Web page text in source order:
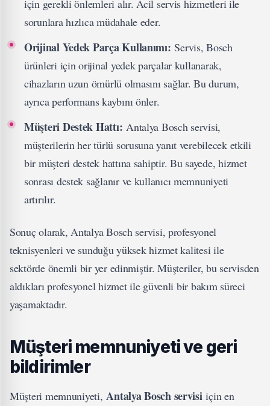
için gerekli önlemleri alır. Acil servis hizmetleri ile
sorunlara hızlıca müdahale eder.
Orijinal Yedek Parça Kullanımı: Servis, Bosch
ürünleri için orijinal yedek parçalar kullanarak,
cihazların uzun ömürlü olmasını sağlar. Bu durum,
ayrıca performans kaybını önler.
Müşteri Destek Hattı: Antalya Bosch servisi,
müşterilerin her türlü sorusuna yanıt verebilecek etkili
bir müşteri destek hattına sahiptir. Bu sayede, hizmet
sonrası destek sağlanır ve kullanıcı memnuniyeti
artırılır.
Sonuç olarak, Antalya Bosch servisi, profesyonel
teknisyenleri ve sunduğu yüksek hizmet kalitesi ile
sektörde önemli bir yer edinmiştir. Müşteriler, bu servisden
aldıkları profesyonel hizmet ile güvenli bir bakım süreci
yaşamaktadır.
Müşteri memnuniyeti ve geri
bildirimler
Müşteri memnuniyeti,Antalya Bosch servisiiçin en